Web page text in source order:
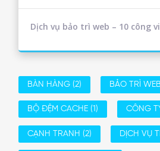
Dịch vụ bảo trì web – 10 công
BÀN HÀNG (2) BẢO TRÌ WEB
BỘ ĐỆM CACHE (1) CÔNG
CẠNH TRANH (2) DỊCH VỤ